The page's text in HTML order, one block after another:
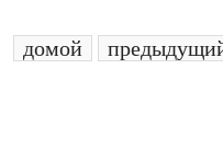
домой